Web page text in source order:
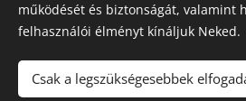
chat
működését és biztonságát, valamint
felhasználói élményt kínáljuk Neked.
Csak a legszükségesebbek